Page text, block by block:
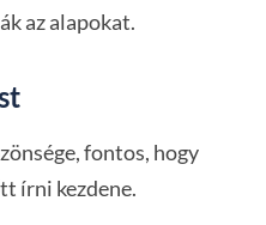
az alapokat.
fontos, hogy
írni kezdene.